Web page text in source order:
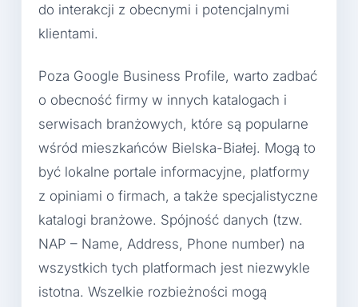
do interakcji z obecnymi i potencjalnymi
klientami.
Poza Google Business Profile, warto zadbać
o obecność firmy w innych katalogach i
serwisach branżowych, które są popularne
wśród mieszkańców Bielska-Białej. Mogą to
być lokalne portale informacyjne, platformy
z opiniami o firmach, a także specjalistyczne
katalogi branżowe. Spójność danych (tzw.
NAP – Name, Address, Phone number) na
wszystkich tych platformach jest niezwykle
istotna. Wszelkie rozbieżności mogą